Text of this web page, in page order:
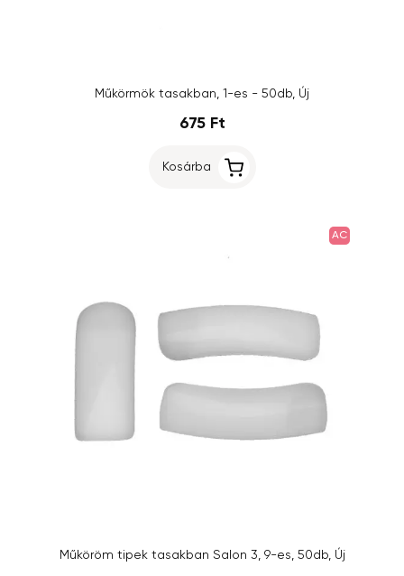
Műkörmök tasakban, 1-es - 50db, Új
675 Ft
Kosárba
AC
Műköröm tipek tasakban Salon 3, 9-es, 50db, Új